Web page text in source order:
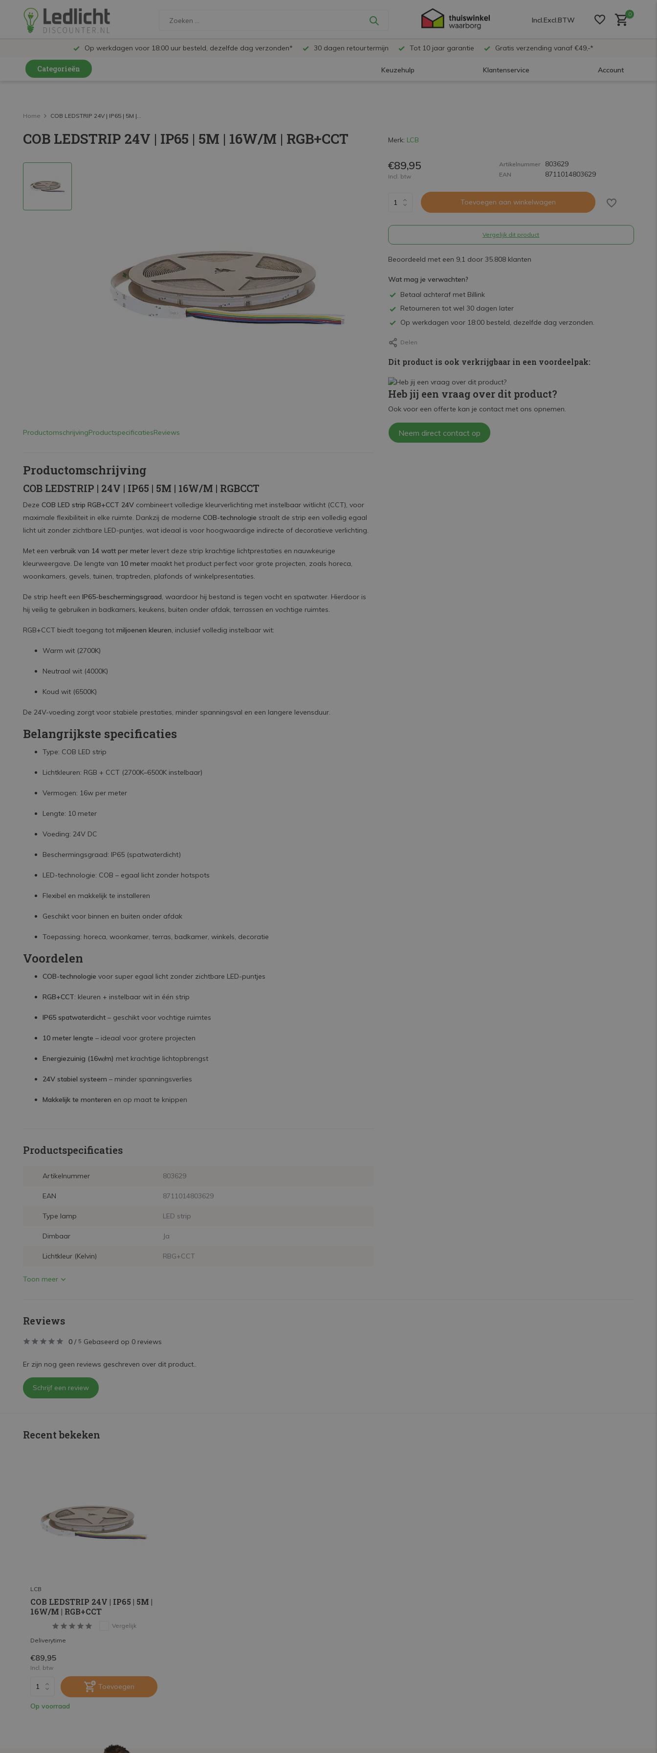
Incl.Excl.BTW
0
Op werkdagen voor 18:00 uur besteld, dezelfde dag verzonden* 30 dagen retourtermijn Tot 10 jaar garantie Gratis verzending vanaf €49,-*
Categorieën Keuzehulp Klantenservice Account
LED Railspots
LED Panelen
LED Schijnwerpers
Home COB LEDSTRIP 24V | IP65 | 5M |...
COB LEDSTRIP 24V | IP65 | 5M | 16W/M | RGB+CCT
ProductomschrijvingProductspecificatiesReviews
Productomschrijving
COB LEDSTRIP | 24V | IP65 | 5M | 16W/M | RGBCCT
Deze COB LED strip RGB+CCT 24V combineert volledige kleurverlichting met instelbaar witlicht (CCT), voor
maximale flexibiliteit in elke ruimte. Dankzij de moderne COB-technologie straalt de strip een volledig egaal
licht uit zonder zichtbare LED-puntjes, wat ideaal is voor hoogwaardige indirecte of decoratieve verlichting.
Met een verbruik van 14 watt per meter levert deze strip krachtige lichtprestaties en nauwkeurige
kleurweergave. De lengte van 10 meter maakt het product perfect voor grote projecten, zoals horeca,
woonkamers, gevels, tuinen, traptreden, plafonds of winkelpresentaties.
De strip heeft een IP65-beschermingsgraad, waardoor hij bestand is tegen vocht en spatwater. Hierdoor is
hij veilig te gebruiken in badkamers, keukens, buiten onder afdak, terrassen en vochtige ruimtes.
RGB+CCT biedt toegang tot miljoenen kleuren, inclusief volledig instelbaar wit:
Warm wit (2700K)
Neutraal wit (4000K)
Koud wit (6500K)
De 24V-voeding zorgt voor stabiele prestaties, minder spanningsval en een langere levensduur.
Belangrijkste specificaties
Type: COB LED strip
Lichtkleuren: RGB + CCT (2700K–6500K instelbaar)
Vermogen: 16w per meter
Lengte: 10 meter
Voeding: 24V DC
Beschermingsgraad: IP65 (spatwaterdicht)
LED-technologie: COB – egaal licht zonder hotspots
Flexibel en makkelijk te installeren
Geschikt voor binnen en buiten onder afdak
Toepassing: horeca, woonkamer, terras, badkamer, winkels, decoratie
Voordelen
COB-technologie voor super egaal licht zonder zichtbare LED-puntjes
RGB+CCT: kleuren + instelbaar wit in één strip
IP65 spatwaterdicht – geschikt voor vochtige ruimtes
10 meter lengte – ideaal voor grotere projecten
Energiezuinig (16w/m) met krachtige lichtopbrengst
24V stabiel systeem – minder spanningsverlies
Makkelijk te monteren en op maat te knippen
Productspecificaties
Artikelnummer 803629
EAN 8711014803629
Type lamp LED strip
Dimbaar Ja
Lichtkleur (Kelvin) RBG+CCT
Toon meer
Merk: LCB
€89,95
Incl. btw
Artikelnummer 803629
EAN 8711014803629
Toevoegen aan winkelwagen
Vergelijk dit product
Beoordeeld met een 9,1 door 35.808 klanten
Wat mag je verwachten?
Betaal achteraf met Billink
Retourneren tot wel 30 dagen later
Op werkdagen voor 18:00 besteld, dezelfde dag verzonden.
Delen
Dit product is ook verkrijgbaar in een voordeelpak:
Heb jij een vraag over dit product?
Ook voor een offerte kan je contact met ons opnemen.
Neem direct contact op
Reviews
0 / 5 Gebaseerd op 0 reviews
Er zijn nog geen reviews geschreven over dit product..
Schrijf een review
Recent bekeken
LCB
COB LEDSTRIP 24V | IP65 | 5M |
16W/M | RGB+CCT
Vergelijk
Deliverytime
€89,95
Incl. btw
Toevoegen
Op voorraad